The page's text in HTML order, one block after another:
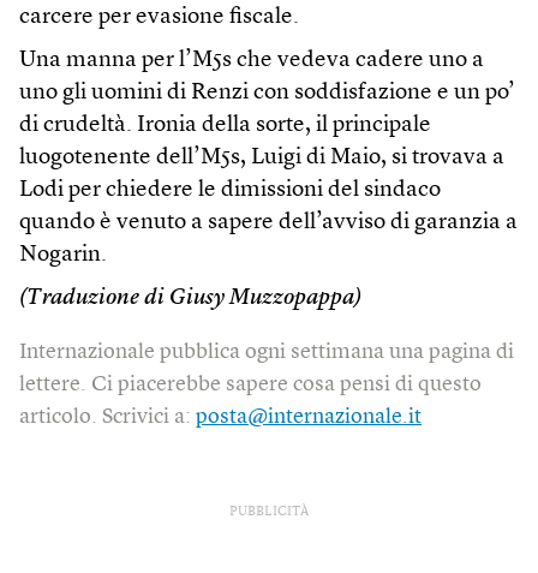
carcere per evasione fiscale.
Una manna per l’M5s che vedeva cadere uno a
uno gli uomini di Renzi con soddisfazione e un po’
di crudeltà. Ironia della sorte, il principale
luogotenente dell’M5s, Luigi di Maio, si trovava a
Lodi per chiedere le dimissioni del sindaco
quando è venuto a sapere dell’avviso di garanzia a
Nogarin.
(Traduzione di Giusy Muzzopappa)
Internazionale pubblica ogni settimana una pagina di
lettere. Ci piacerebbe sapere cosa pensi di questo
articolo. Scrivici a: posta@internazionale.it
PUBBLICITÀ